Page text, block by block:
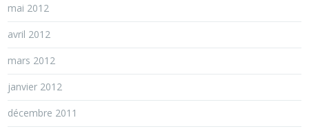
mai 2012
avril 2012
mars 2012
janvier 2012
décembre 2011